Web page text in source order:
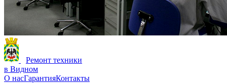
Ремонт техники
в Видном
О насГарантияКонтакты